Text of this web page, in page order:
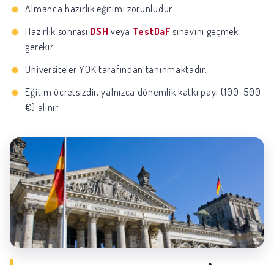
Almanca hazırlık eğitimi zorunludur.
Hazırlık sonrası DSH veya TestDaF sınavını geçmek
gerekir.
Üniversiteler YÖK tarafından tanınmaktadır.
Eğitim ücretsizdir, yalnızca dönemlik katkı payı (100–500
€) alınır.